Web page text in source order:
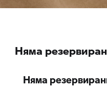
Няма
Няма